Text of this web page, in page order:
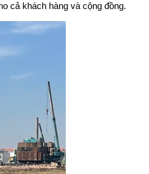
cả khách hàng và cộng đồng.